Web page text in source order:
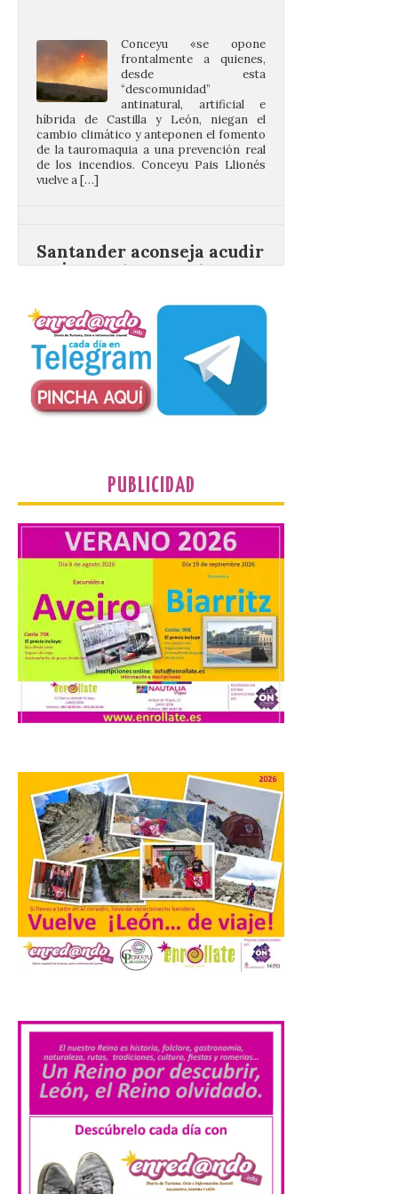
antinatural, artificial e
híbrida de Castilla y León, niegan el
cambio climático y anteponen el fomento
de la tauromaquia a una prevención real
de los incendios. Conceyu Pais Llionés
vuelve a […]
Santander aconseja acudir
vehículo privado para el
eclipse
El TUS cuenta con líneas
que llegan a la zona en
puntos como el faro de
Cabo Mayor, Cueto,
Corbanera o Ciriego y
Turismo de Extremadura
impulsa nuevas
iniciativas relacionadas
con el trío de eclipses para
afianzar a Extremadura
como referente en
astroturismo
8 Ago 2026
Extremadura cuenta con
de Europa, un recurso
natural que permite disfrutar de
actividades de astroturismo durante todo
el año. La Dirección General de Turismo
ha puesto en marcha diversas iniciativas
relacionadas […]
Cabárceno prepara tres
enclaves privilegiados
desde los que divisar el
eclipse solar del 12 de
8 Ago 2026
El parque amplía su
horario y refuerza los
transportes y la
hostelería. En Alto
programación musical de Estación
Sonora. Peña Cabarga, elegido lugar
preferente en la comunidad autónoma,
PUBLICIDAD